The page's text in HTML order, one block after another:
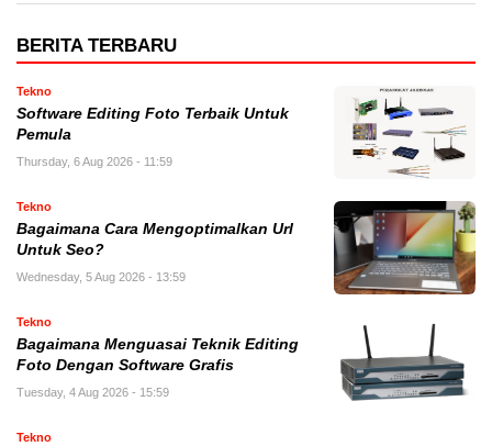
BERITA TERBARU
Tekno
Software Editing Foto Terbaik Untuk
Pemula
Thursday, 6 Aug 2026 - 11:59
Tekno
Bagaimana Cara Mengoptimalkan Url
Untuk Seo?
Wednesday, 5 Aug 2026 - 13:59
Tekno
Bagaimana Menguasai Teknik Editing
Foto Dengan Software Grafis
Tuesday, 4 Aug 2026 - 15:59
Tekno